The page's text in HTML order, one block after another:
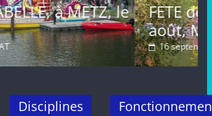
de la MIRABELLE, dimanche
2024 Carine MARAT
Disciplines